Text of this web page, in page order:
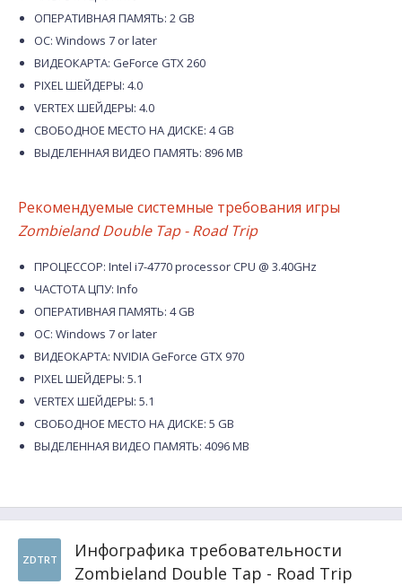
ОПЕРАТИВНАЯ ПАМЯТЬ: 2 GB
ОС: Windows 7 or later
ВИДЕОКАРТА: GeForce GTX 260
PIXEL ШЕЙДЕРЫ: 4.0
VERTEX ШЕЙДЕРЫ: 4.0
СВОБОДНОЕ МЕСТО НА ДИСКЕ: 4 GB
ВЫДЕЛЕННАЯ ВИДЕО ПАМЯТЬ: 896 MB
Рекомендуемые системные требования игры
Zombieland Double Tap - Road Trip
ПРОЦЕССОР: Intel i7-4770 processor CPU @ 3.40GHz
ЧАСТОТА ЦПУ: Info
ОПЕРАТИВНАЯ ПАМЯТЬ: 4 GB
ОС: Windows 7 or later
ВИДЕОКАРТА: NVIDIA GeForce GTX 970
PIXEL ШЕЙДЕРЫ: 5.1
VERTEX ШЕЙДЕРЫ: 5.1
СВОБОДНОЕ МЕСТО НА ДИСКЕ: 5 GB
ВЫДЕЛЕННАЯ ВИДЕО ПАМЯТЬ: 4096 MB
ZDTRT
Инфографика требовательности
Zombieland Double Tap - Road Trip